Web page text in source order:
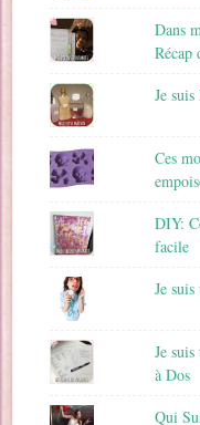
Dans
Récap
Je
Ces
DIY:
facile
Je
Je
à Dos
Qui